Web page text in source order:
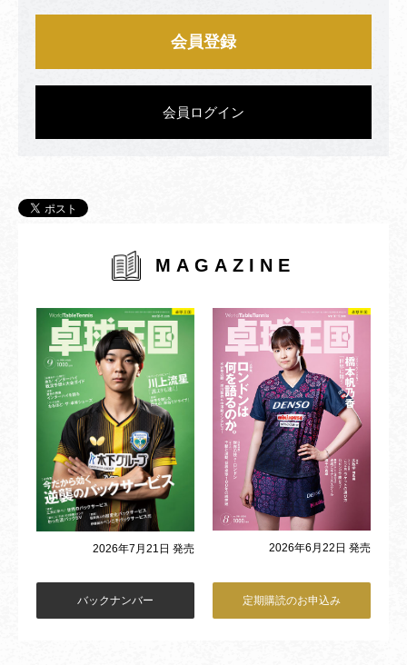
会員登録
会員ログイン
MAGAZINE
2026年7月21日 発売 2026年6月22日 発売
バックナンバー 定期購読のお申込み